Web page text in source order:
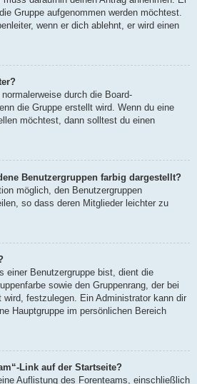
Gruppe aufgenommen werden möchtest.
wenn er dich ablehnt, er wird einen
durch die Board-
die Gruppe erstellt wird. Wenn du eine
möchtest, dann solltest du einen
Benutzergruppen farbig dargestellt?
möglich, den Benutzergruppen
so dass deren Mitglieder leichter zu
einer Benutzergruppe bist, dient die
sowie den Gruppenrang, der bei
wird, festzulegen. Ein Administrator kann dir
Hauptgruppe im persönlichen Bereich
Link auf der Startseite?
Auflistung des Forenteams, einschließlich